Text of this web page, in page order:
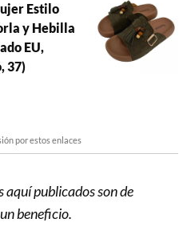
Estilo
y Hebilla
EU,
37)
por estos enlaces
aquí publicados son de
beneficio.